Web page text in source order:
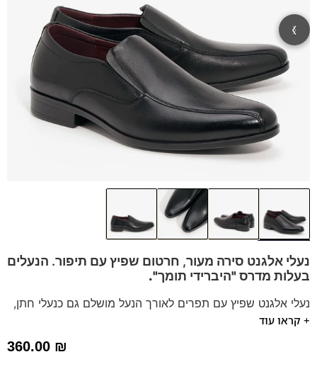
נעלי אלגנט סירה מעור, חרטום שפיץ עם תיפור. הנעלים
בעלות מדרס "היברידי תומך".
נעלי אלגנט שפיץ עם תפרים לאורך הנעל מושלם גם כנעלי חתן,
לחליפות ולשבתות.
ספידות וביטנות נושמות וסופגות
+ קראו עוד
360.00 ₪
‹
›